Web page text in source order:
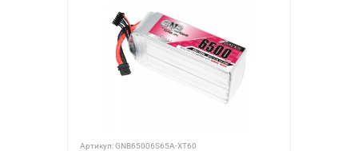
Артикул:GNB65006S65A-XT60